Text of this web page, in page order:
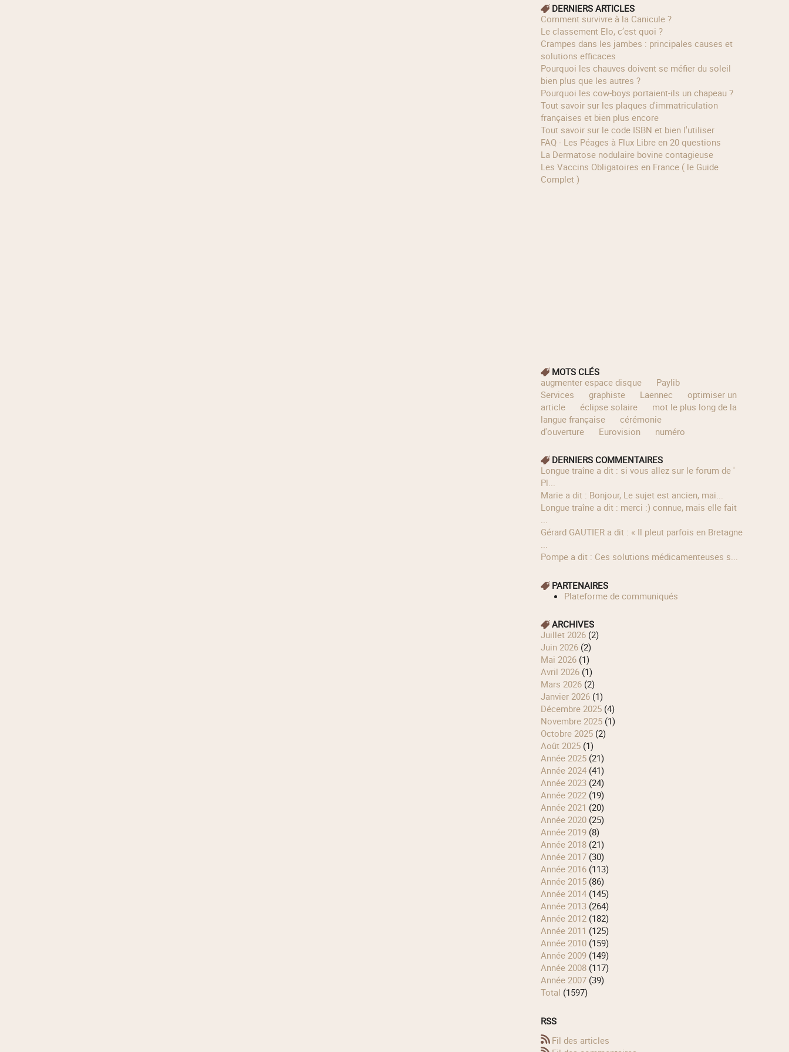
DERNIERS ARTICLES
Comment survivre à la Canicule ?
Le classement Elo, c’est quoi ?
Crampes dans les jambes : principales causes et
solutions efficaces
Pourquoi les chauves doivent se méfier du soleil
bien plus que les autres ?
Pourquoi les cow‑boys portaient‑ils un chapeau ?
Tout savoir sur les plaques d'immatriculation
françaises et bien plus encore
Tout savoir sur le code ISBN et bien l'utiliser
FAQ - Les Péages à Flux Libre en 20 questions
La Dermatose nodulaire bovine contagieuse
Les Vaccins Obligatoires en France ( le Guide
Complet )
MOTS CLÉS
augmenter espace disque
Paylib
Services
graphiste Laennec
optimiser un
article
éclipse solaire
mot le plus long de la
langue française
cérémonie
d'ouverture
Eurovision numéro
DERNIERS COMMENTAIRES
longue traîne a dit : si vous allez sur le forum de '
Pl...
Marie a dit : Bonjour, Le sujet est ancien, mai...
longue traîne a dit : merci :) connue, mais elle fait
...
Gérard GAUTIER a dit : « Il pleut parfois en Bretagne
...
Pompe a dit : Ces solutions médicamenteuses s...
PARTENAIRES
Plateforme de communiqués
ARCHIVES
juillet 2026(2)
juin 2026(2)
mai 2026(1)
avril 2026(1)
mars 2026(2)
janvier 2026(1)
décembre 2025(4)
novembre 2025(1)
octobre 2025(2)
août 2025(1)
année 2025(21)
année 2024(41)
année 2023(24)
année 2022(19)
année 2021 (20)
année 2020(25)
année 2019(8)
année 2018(21)
année 2017(30)
année 2016(113)
année 2015(86)
année 2014(145)
année 2013(264)
année 2012(182)
année 2011 (125)
année 2010(159)
année 2009(149)
année 2008(117)
année 2007(39)
total (1597)
RSS
Fil des articles